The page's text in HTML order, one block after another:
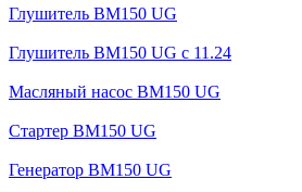
Глушитель BM150 UG
Глушитель BM150 UG с 11.24
Масляный насос BM150 UG
Стартер BM150 UG
Генератор BM150 UG